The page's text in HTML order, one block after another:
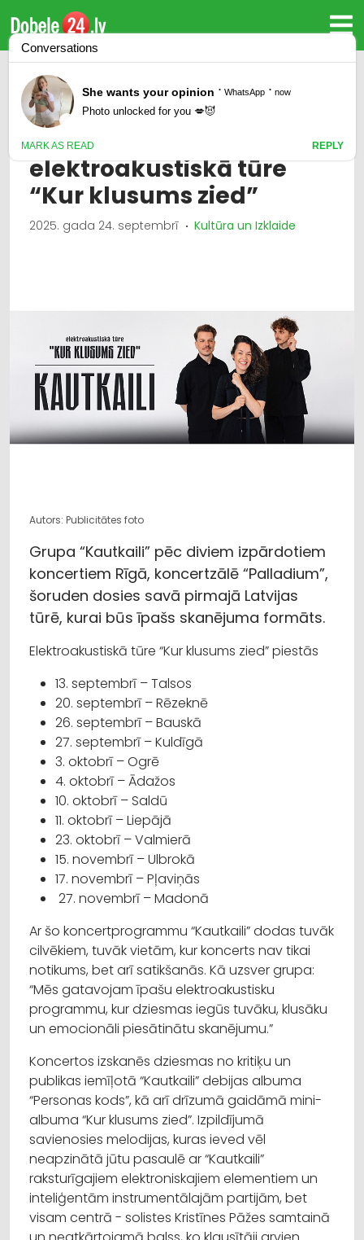
KAUTKAILI
elektroakustiskā tūre
“Kur klusums zied”
2025. gada 24. septembrī Kultūra un Izklaide
Autors: Publicitātes foto
Grupa “Kautkaili” pēc diviem izpārdotiem
koncertiem Rīgā, koncertzālē “Palladium”,
šoruden dosies savā pirmajā Latvijas
tūrē, kurai būs īpašs skanējuma formāts.
Elektroakustiskā tūre “Kur klusums zied” piestās
13. septembrī – Talsos
20. septembrī – Rēzeknē
26. septembrī – Bauskā
27. septembrī – Kuldīgā
3. oktobrī – Ogrē
4. oktobrī – Ādažos
10. oktobrī – Saldū
11. oktobrī – Liepājā
23. oktobrī – Valmierā
15. novembrī – Ulbrokā
17. novembrī – Pļaviņās
27. novembrī – Madonā
Ar šo koncertprogrammu “Kautkaili” dodas tuvāk
cilvēkiem, tuvāk vietām, kur koncerts nav tikai
notikums, bet arī satikšanās. Kā uzsver grupa:
“Mēs gatavojam īpašu elektroakustisku
programmu, kur dziesmas iegūs tuvāku, klusāku
un emocionāli piesātinātu skanējumu.”
Koncertos izskanēs dziesmas no kritiķu un
publikas iemīļotā “Kautkaili” debijas albuma
“Personas kods”, kā arī drīzumā gaidāmā mini-
albuma “Kur klusums zied”. Izpildījumā
savienosies melodijas, kuras ieved vēl
neapzinātā jūtu pasaulē ar “Kautkaili”
raksturīgajiem elektroniskajiem elementiem un
inteliģentām instrumentālajām partijām, bet
visam centrā - solistes Kristīnes Pāžes samtainā